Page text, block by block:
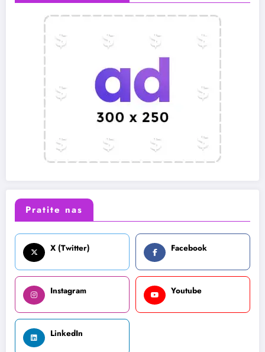
Pratite nas
X (Twitter) Facebook
Instagram Youtube
LinkedIn